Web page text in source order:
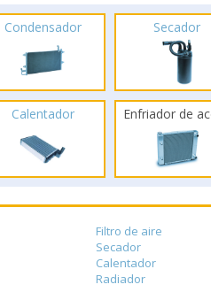
Condensador Secador
Calentador Enfriador de
Filtro de aire
Secador
Calentador
Radiador